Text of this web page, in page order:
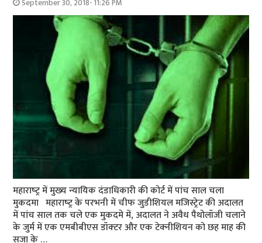
September 30, 2018- 11:26 PM
महाराष्‍ट्र में मुख्‍य न्‍यायिक दंडाधिकारी की कोर्ट में पांच साल चला
मुकदमा महाराष्‍ट्र के परभनी में चीफ जुडीशियल मजिस्ट्रेट की अदालत
में पांच साल तक चले एक मुकदमे में, अदालत ने अवैध पैथोलॉजी चलाने
के जुर्म में एक एमबीबीएस डॉक्‍टर और एक टेक्‍नीशियन को छह माह की
सजा के …